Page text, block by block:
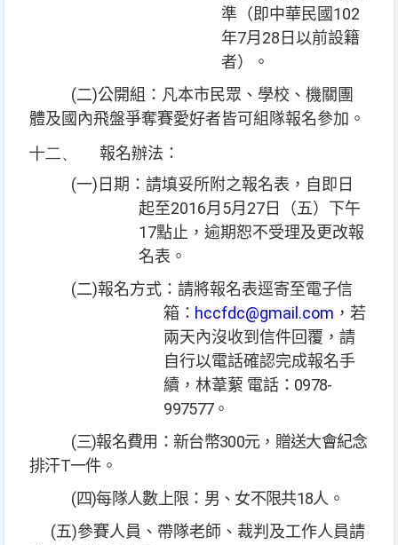
準（即中華民國 102
年7月 28 日以前設籍
者）。
(二)公開組 ：凡本市民眾、學校、機關團
體及國內飛盤爭奪賽愛好者皆可組隊報名參加。
十二、 報名辦法：
(一) 日期：請填妥所附之報名表，自即日
起至2016月 5月 27日（五）下午
17點止，逾期恕不受理及更改報
名表。
(二)報名方式：請將報名表逕寄至電子信
箱： hccfdc@gmail.com ，若
兩天內沒收到信件回覆，請
自行以電話確認完成報名手
續，林葦蕠 電話： 0978-
997577。
(三)報名費用：新台幣300元，贈送大會紀念
排汗T一件。
(四)每隊人數上限：男、女不限共18人。
(五)參賽人員、帶隊老師、裁判及工作人員請